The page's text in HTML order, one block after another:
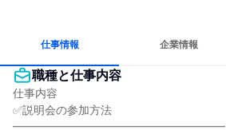
仕事情報 企業情報
職種と仕事内容
仕事内容
✅説明会の参加方法
━━━━━━━━━━━━━━━━━━━